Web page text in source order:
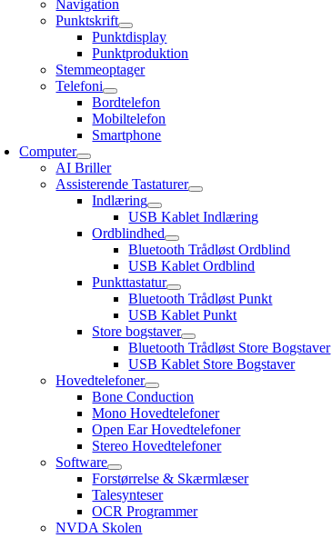
Navigation
Punktskrift
Punktdisplay
Punktproduktion
Stemmeoptager
Telefoni
Bordtelefon
Mobiltelefon
Smartphone
Computer
AI Briller
Assisterende Tastaturer
Indlæring
USB Kablet Indlæring
Ordblindhed
Bluetooth Trådløst Ordblind
USB Kablet Ordblind
Punkttastatur
Bluetooth Trådløst Punkt
USB Kablet Punkt
Store bogstaver
Bluetooth Trådløst Store Bogstaver
USB Kablet Store Bogstaver
Hovedtelefoner
Bone Conduction
Mono Hovedtelefoner
Open Ear Hovedtelefoner
Stereo Hovedtelefoner
Software
Forstørrelse & Skærmlæser
Talesynteser
OCR Programmer
NVDA Skolen